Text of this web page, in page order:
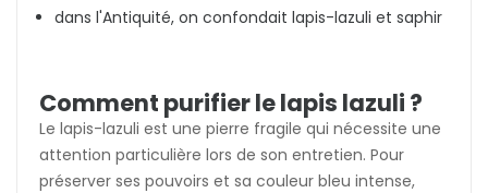
dans l'Antiquité, on confondait lapis-lazuli et saphir
Comment purifier le lapis lazuli ?
Le lapis-lazuli est une pierre fragile qui nécessite une
attention particulière lors de son entretien. Pour
préserver ses pouvoirs et sa couleur bleu intense,